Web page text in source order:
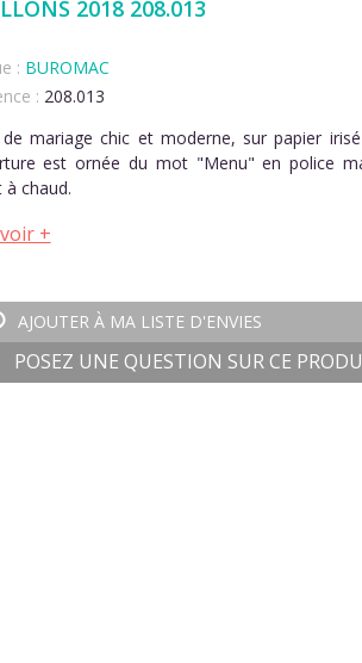
2018 208.013
: BUROMAC
: 208.013
mariage chic et moderne, sur papier
est ornée du mot "Menu" en police
à chaud.
+
AJOUTER À MA LISTE D'ENVIES
POSEZ UNE QUESTION SUR CE